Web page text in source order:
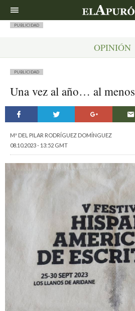
PUBLICIDAD
OPINIÓN
PUBLICIDAD
Una vez al año… al menos
Mª DEL PILAR RODRÍGUEZ DOMÍNGUEZ
08.10.2023 - 13:52 GMT